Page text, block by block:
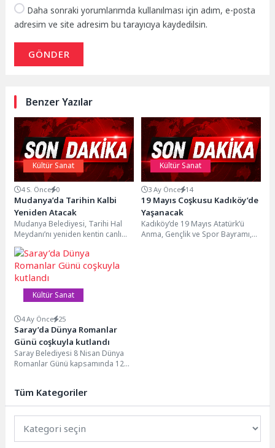
Daha sonraki yorumlarımda kullanılması için adım, e-posta
adresim ve site adresim bu tarayıcıya kaydedilsin.
GÖNDER
Benzer Yazılar
Kültür Sanat
4 S. Önce 0
Mudanya’da Tarihin Kalbi
Yeniden Atacak
Mudanya Belediyesi, Tarihi Hal
Meydanı’nı yeniden kentin canlı
merkezlerinden biri haline
getirmek için kapsamlı bir...
Kültür Sanat
3 Ay Önce 14
19 Mayıs Coşkusu Kadıköy’de
Yaşanacak
Kadıköy’de 19 Mayıs Atatürk’ü
Anma, Gençlik ve Spor Bayramı,
Kültür Sanat
4 Ay Önce 25
Saray’da Dünya Romanlar
Günü coşkuyla kutlandı
Saray Belediyesi 8 Nisan Dünya
Romanlar Günü kapsamında 12
Tüm Kategoriler